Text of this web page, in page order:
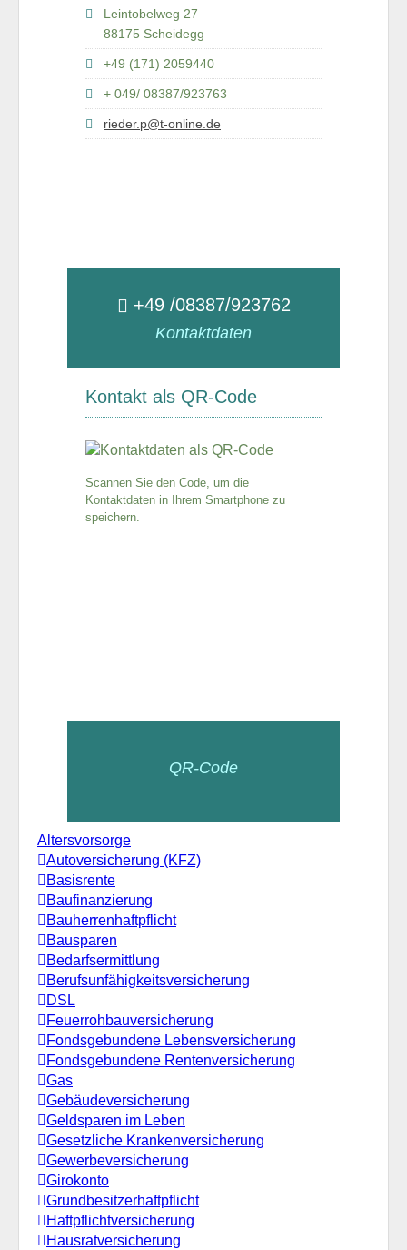
Leintobelweg 27
88175 Scheidegg
+49 (171) 2059440
+ 049/ 08387/923763
rieder.p@t-online.de
+49 /08387/923762
Kontaktdaten
Kontakt als QR-Code
Scannen Sie den Code, um die
Kontaktdaten in Ihrem Smartphone zu
speichern.
QR-Code
Altersvorsorge
Autoversicherung (KFZ)
Basisrente
Baufinanzierung
Bauherrenhaftpflicht
Bausparen
Bedarfsermittlung
Berufs­unfähigkeitsversicherung
DSL
Feuerrohbauversicherung
Fondsgebundene Lebensversicherung
Fondsgebundene Rentenversicherung
Gas
Gebäudeversicherung
Geldsparen im Leben
Gesetzliche Krankenversicherung
Gewerbeversicherung
Girokonto
Grundbesitzerhaftpflicht
Haftpflichtversicherung
Hausratversicherung